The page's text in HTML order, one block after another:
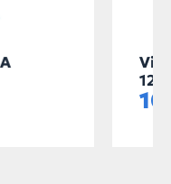
kit Cyrix-ct